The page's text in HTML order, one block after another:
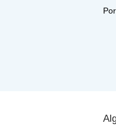
Por